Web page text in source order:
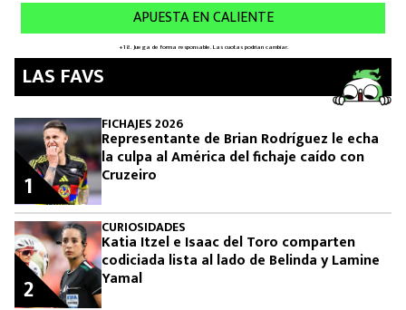
LAS FAVS
FICHAJES 2026
Representante de Brian Rodríguez le echa
la culpa al América del fichaje caído con
Cruzeiro
1
CURIOSIDADES
Katia Itzel e Isaac del Toro comparten
codiciada lista al lado de Belinda y Lamine
Yamal
2